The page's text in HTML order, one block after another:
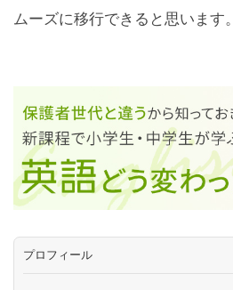
ムーズに移行できると思います。
プロフィール